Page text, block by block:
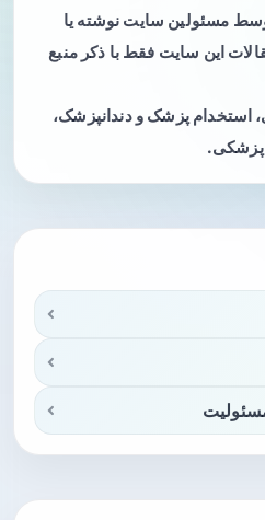
مسئولین سایت نوشته یا
این سایت فقط با ذکر منبع
استخدام پزشک و دندانپزشک،